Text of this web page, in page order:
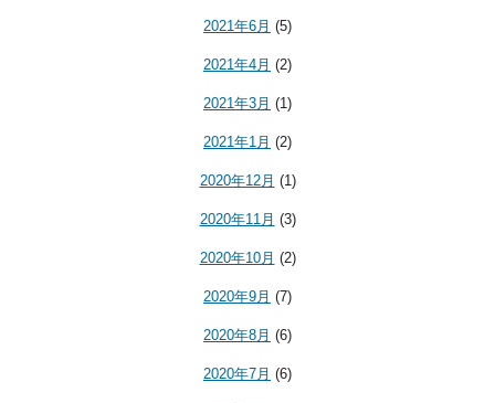
2021年6月 (5)
2021年4月 (2)
2021年3月 (1)
2021年1月 (2)
2020年12月 (1)
2020年11月 (3)
2020年10月 (2)
2020年9月 (7)
2020年8月 (6)
2020年7月 (6)